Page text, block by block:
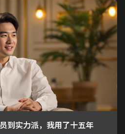
到实力派，我用了十五年